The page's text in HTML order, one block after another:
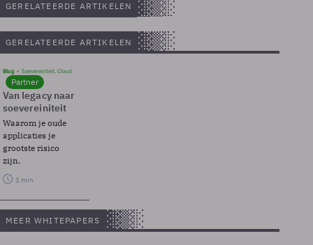
GERELATEERDE ARTIKELEN
GERELATEERDE ARTIKELEN
Blog Soevereinteit, Cloud
Partner
Van legacy naar
soevereiniteit
Waarom je oude
applicaties je
grootste risico
zijn.
1 min
MEER WHITEPAPERS